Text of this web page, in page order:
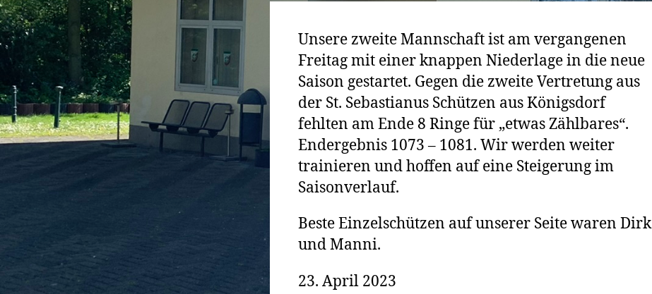
Unsere zweite Mannschaft ist am vergangenen
Freitag mit einer knappen Niederlage in die neue
Saison gestartet. Gegen die zweite Vertretung aus
der St. Sebastianus Schützen aus Königsdorf
fehlten am Ende 8 Ringe für „etwas Zählbares“.
Endergebnis 1073 – 1081. Wir werden weiter
trainieren und hoffen auf eine Steigerung im
Saisonverlauf.
Beste Einzelschützen auf unserer Seite waren Dirk
und Manni.
23. April 2023